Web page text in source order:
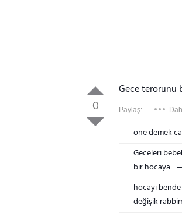
0
Gece terorunu
Paylaş:
one demek
Geceleri
bir hocaya
hocayı
değişik